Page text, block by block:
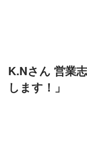
K.Nさん 営業
します！」